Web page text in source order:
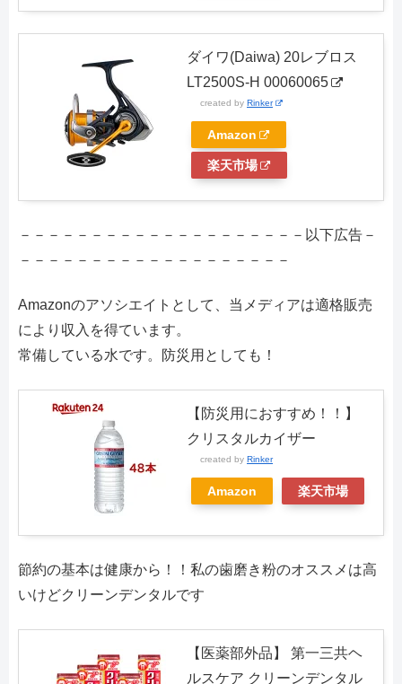
ダイワ(Daiwa) 20レブロス
LT2500S-H 00060065
created by Rinker
Amazon
楽天市場
－－－－－－－－－－－－－－－－－－－－以下広告－
－－－－－－－－－－－－－－－－－－－
Amazonのアソシエイトとして、当メディアは適格販売
により収入を得ています。
常備している水です。防災用としても！
【防災用におすすめ！！】
クリスタルカイザー
created by Rinker
Amazon 楽天市場
節約の基本は健康から！！私の歯磨き粉のオススメは高
いけどクリーンデンタルです
【医薬部外品】 第一三共ヘ
ルスケア クリーンデンタル